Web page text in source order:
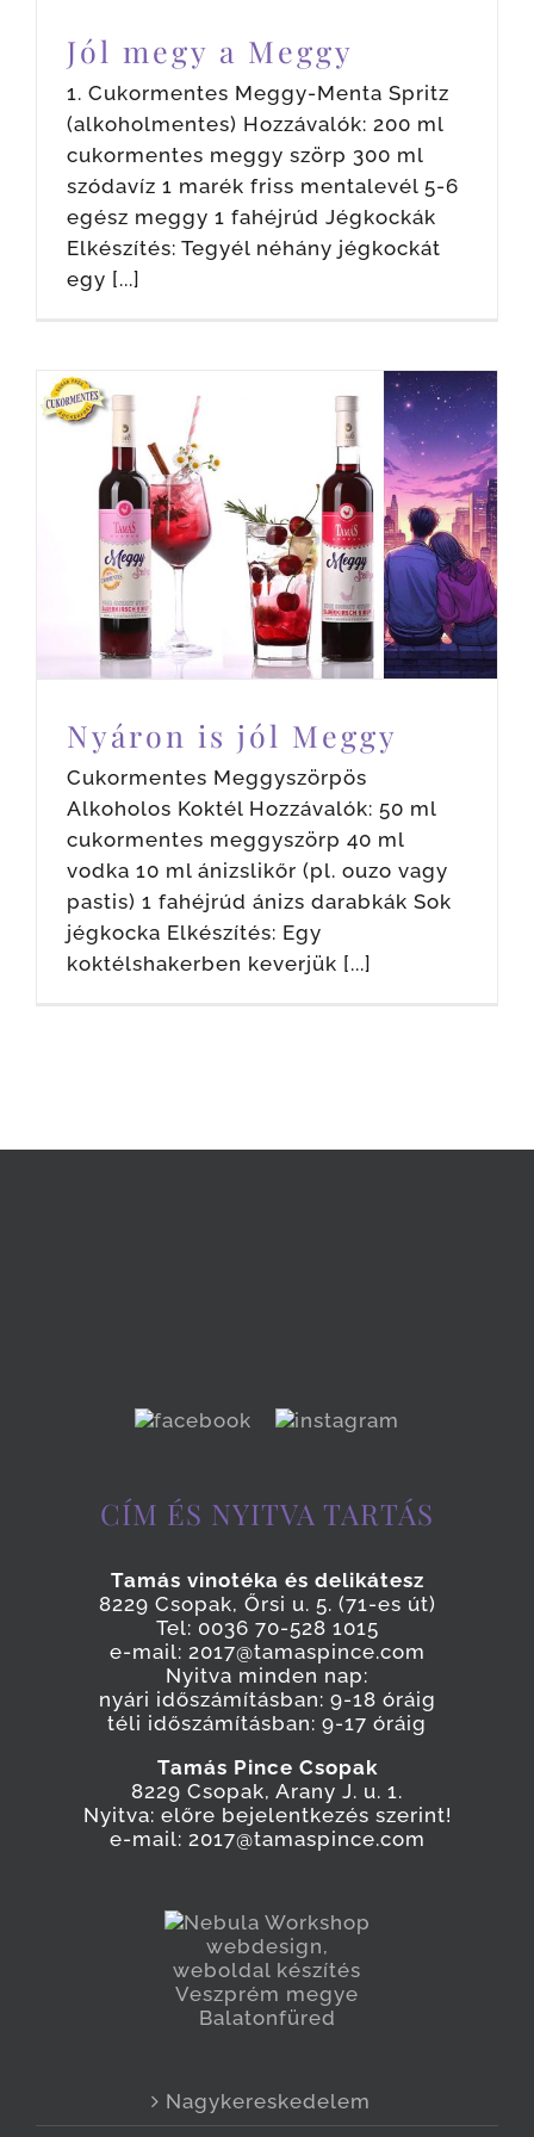
Jól megy a Meggy
1. Cukormentes Meggy-Menta Spritz
(alkoholmentes) Hozzávalók: 200 ml
cukormentes meggy szörp 300 ml
szódavíz 1 marék friss mentalevél 5-6
egész meggy 1 fahéjrúd Jégkockák
Elkészítés: Tegyél néhány jégkockát
egy [...]
Nyáron is jól Meggy
Hírek News
Nyáron is jól Meggy
Cukormentes Meggyszörpös
Alkoholos Koktél Hozzávalók: 50 ml
cukormentes meggyszörp 40 ml
vodka 10 ml ánizslikőr (pl. ouzo vagy
pastis) 1 fahéjrúd ánizs darabkák Sok
jégkocka Elkészítés: Egy
koktélshakerben keverjük [...]
CÍM ÉS NYITVA TARTÁS
Tamás vinotéka és delikátesz
8229 Csopak, Őrsi u. 5. (71-es út)
Tel: 0036 70-528 1015
e-mail: 2017@tamaspince.com
Nyitva minden nap:
nyári időszámításban: 9-18 óráig
téli időszámításban: 9-17 óráig
Tamás Pince Csopak
8229 Csopak, Arany J. u. 1.
Nyitva: előre bejelentkezés szerint!
e-mail: 2017@tamaspince.com
Nagykereskedelem